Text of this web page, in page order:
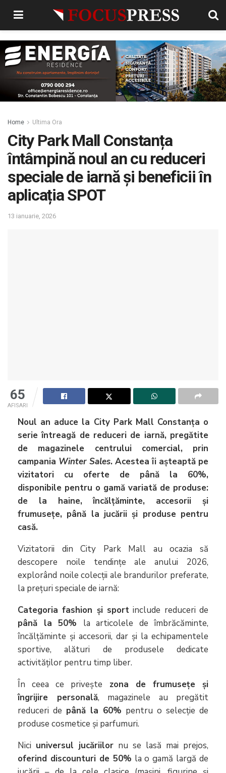
Home Ultima Ora
City Park Mall Constanța
întâmpină noul an cu reduceri
speciale de iarnă și beneficii în
aplicația SPOT
13 ianuarie, 2026
65
AFISARI
Noul an aduce la City Park Mall Constanța o
serie întreagă de reduceri de iarnă, pregătite
de magazinele centrului comercial, prin
campania Winter Sales. Acestea îi așteaptă pe
vizitatori cu oferte de până la 60%,
disponibile pentru o gamă variată de produse:
de la haine, încălțăminte, accesorii și
frumusețe, până la jucării și produse pentru
casă.
Vizitatorii din City Park Mall au ocazia să
descopere noile tendințe ale anului 2026,
explorând noile colecții ale brandurilor preferate,
la prețuri speciale de iarnă:
Categoria fashion și sport include reduceri de
până la 50% la articolele de îmbrăcăminte,
încălțăminte și accesorii, dar și la echipamentele
sportive, alături de produsele dedicate
activităților pentru timp liber.
În ceea ce privește zona de frumusețe și
îngrijire personală, magazinele au pregătit
reduceri de până la 60% pentru o selecție de
produse cosmetice și parfumuri.
Nici universul jucăriilor nu se lasă mai prejos,
oferind discounturi de 50% la o gamă largă de